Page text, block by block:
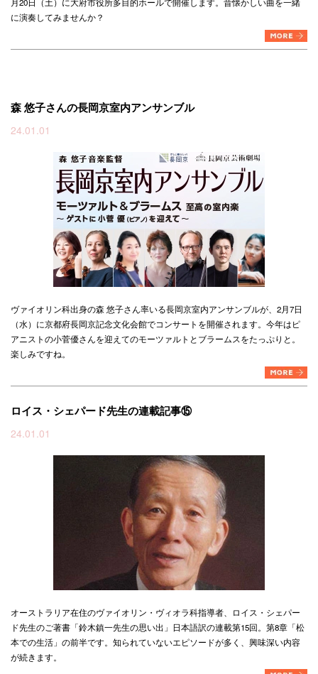
月20日（土）に大府市役所多目的ホールで開催します。昔懐かしい曲を一緒
に演奏してみませんか？
森 悠子さんの長岡京室内アンサンブル
24.01.01
ヴァイオリン科出身の森 悠子さん率いる長岡京室内アンサンブルが、2月7日
（水）に京都府長岡京記念文化会館でコンサートを開催されます。今年はピ
アニストの小菅優さんを迎えてのモーツァルトとブラームスをたっぷりと。
楽しみですね。
ロイス・シェパード先生の連載記事⑮
24.01.01
オーストラリア在住のヴァイオリン・ヴィオラ科指導者、ロイス・シェパー
ド先生のご著書「鈴木鎮一先生の思い出」日本語訳の連載第15回。 第8章「松
本での生活」の前半です。知られていないエピソードが多く、興味深い内容
が続きます。